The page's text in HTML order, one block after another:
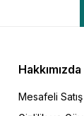
Hakkımızda
Mesafeli